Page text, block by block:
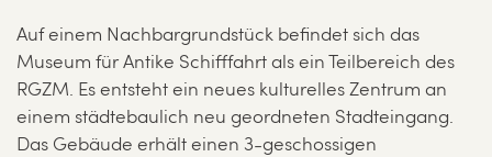
Auf einem Nachbargrundstück befindet sich das
Museum für Antike Schifffahrt als ein Teilbereich des
RGZM. Es entsteht ein neues kulturelles Zentrum an
einem städtebaulich neu geordneten Stadteingang.
Das Gebäude erhält einen 3-geschossigen